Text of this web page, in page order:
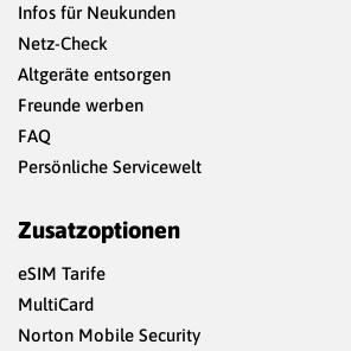
Infos für Neukunden
Netz-Check
Altgeräte entsorgen
Freunde werben
FAQ
Persönliche Servicewelt
Zusatzoptionen
eSIM Tarife
MultiCard
Norton Mobile Security